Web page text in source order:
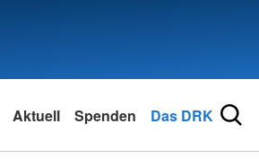
Aktuell Spenden Das DRK